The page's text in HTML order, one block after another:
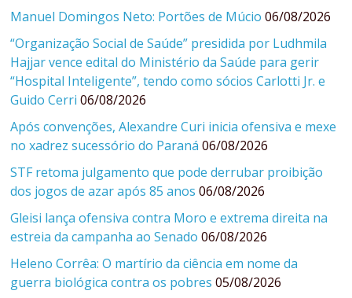
Manuel Domingos Neto: Portões de Múcio 06/08/2026
“Organização Social de Saúde” presidida por Ludhmila
Hajjar vence edital do Ministério da Saúde para gerir
“Hospital Inteligente”, tendo como sócios Carlotti Jr. e
Guido Cerri 06/08/2026
Após convenções, Alexandre Curi inicia ofensiva e mexe
no xadrez sucessório do Paraná 06/08/2026
STF retoma julgamento que pode derrubar proibição
dos jogos de azar após 85 anos 06/08/2026
Gleisi lança ofensiva contra Moro e extrema direita na
estreia da campanha ao Senado 06/08/2026
Heleno Corrêa: O martírio da ciência em nome da
guerra biológica contra os pobres 05/08/2026